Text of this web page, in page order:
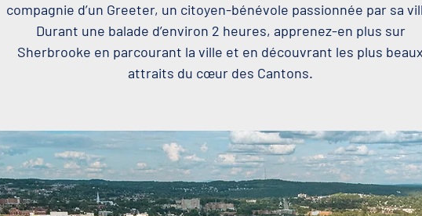
compagnie d’un Greeter, un citoyen-bénévole passionnée par sa
Durant une balade d’environ 2 heures, apprenez-en plus sur
Sherbrooke en parcourant la ville et en découvrant les plus beaux
attraits du cœur des Cantons.